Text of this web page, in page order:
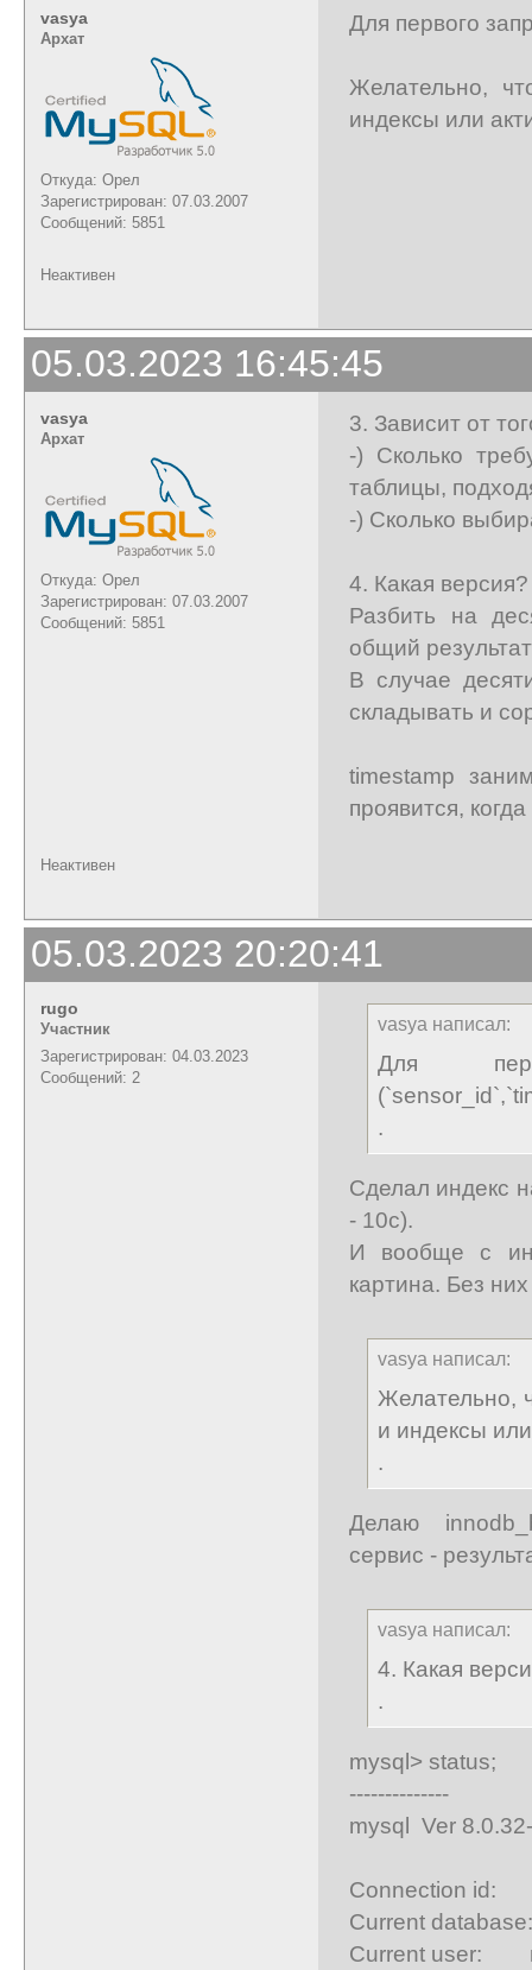
vasya
Архат
Откуда: Орел
Зарегистрирован: 07.03.2007
Сообщений: 5851
Для первого
Желательно,
индексы или
Неактивен
05.03.2023 16:45:45
vasya
Архат
Откуда: Орел
Зарегистрирован: 07.03.2007
Сообщений: 5851
3. Зависит от
-) Сколько
таблицы,
-) Сколько
4. Какая версия?
Разбить на
общий
В случае
складывать и
timestamp
проявится,
Неактивен
05.03.2023 20:20:41
rugo
Участник
Зарегистрирован: 04.03.2023
Сообщений: 2
vasya написал:
Для
.
Сделал индекс
- 10с).
И вообще с
картина. Без
vasya написал:
Желательно,
и индексы
.
Делаю
сервис -
vasya написал:
4. Какая
.
mysql> status;
--------------
mysql Ver
Connection
Current
Current user: